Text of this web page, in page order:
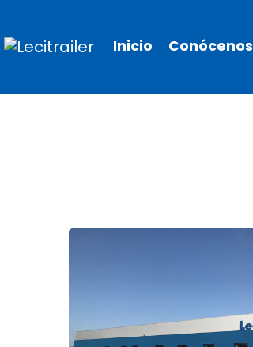
Inicio Conócenos